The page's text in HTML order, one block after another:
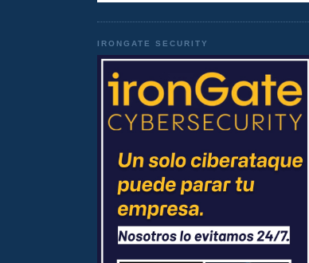
IRONGATE SECURITY